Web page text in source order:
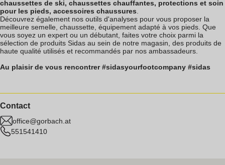
chaussettes de ski, chaussettes chauffantes, protections et soin
pour les pieds, accessoires chaussures.
Découvrez également nos outils d'analyses pour vous proposer la
meilleure semelle, chaussette, équipement adapté à vos pieds. Que
vous soyez un expert ou un débutant, faites votre choix parmi la
sélection de produits Sidas au sein de notre magasin, des produits de
haute qualité utilisés et recommandés par nos ambassadeurs.
Au plaisir de vous rencontrer #sidasyourfootcompany #sidas
Contact
office@gorbach.at
551541410